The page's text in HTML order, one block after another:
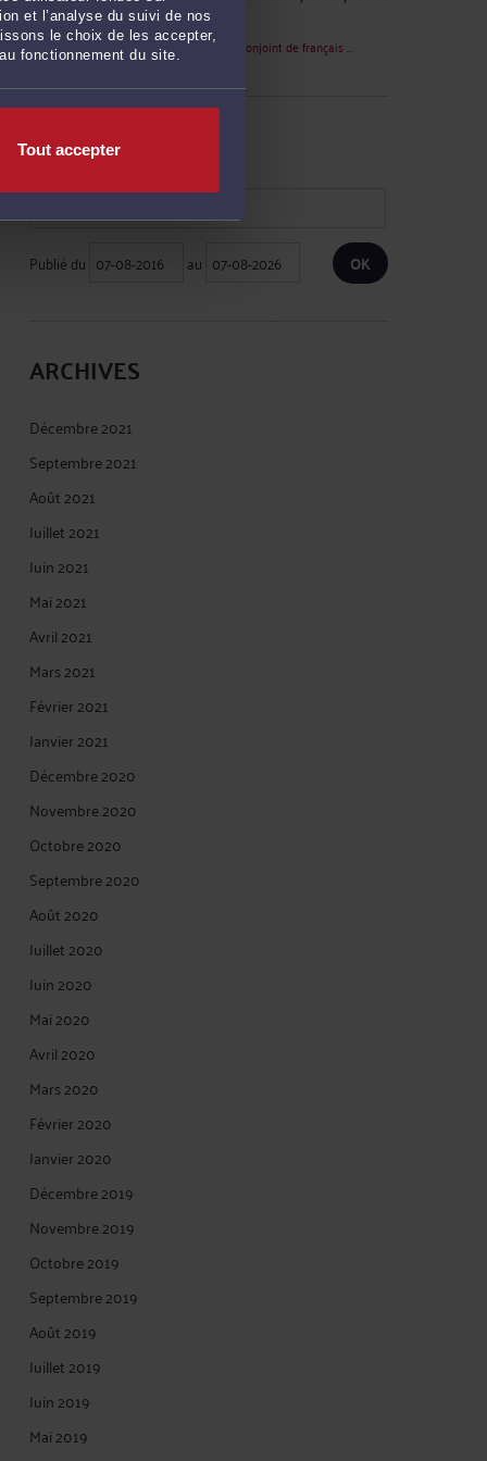
et l’analyse du suivi de nos
le choix de les accepter,
fonctionnement du site.
Tout accepter
contre le préfet de Angers , est ... »
Le 5 avril 2023 à 13:26surRefus de visa conjoint de français ...
RECHERCHE
Publié du au
ARCHIVES
Décembre 2021
Septembre 2021
Août 2021
Juillet 2021
Juin 2021
Mai 2021
Avril 2021
Mars 2021
Février 2021
Janvier 2021
Décembre 2020
Novembre 2020
Octobre 2020
Septembre 2020
Août 2020
Juillet 2020
Juin 2020
Mai 2020
Avril 2020
Mars 2020
Février 2020
Janvier 2020
Décembre 2019
Novembre 2019
Octobre 2019
Septembre 2019
Août 2019
Juillet 2019
Juin 2019
Mai 2019